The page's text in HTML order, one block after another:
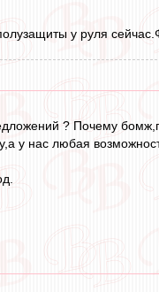
у руля
? Почему
у нас любая